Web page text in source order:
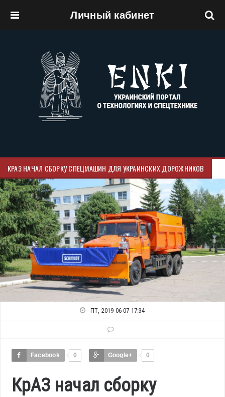
Личный кабинет
КРАЗ НАЧАЛ СБОРКУ СПЕЦМАШИН ДЛЯ УКРАИНСКИХ ДОРОЖНИКОВ
ПТ, 2019-06-07 17:34
Facebook 0 Google+ 0
КрАЗ начал сборку